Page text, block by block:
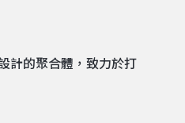
計的聚合體，致力於打